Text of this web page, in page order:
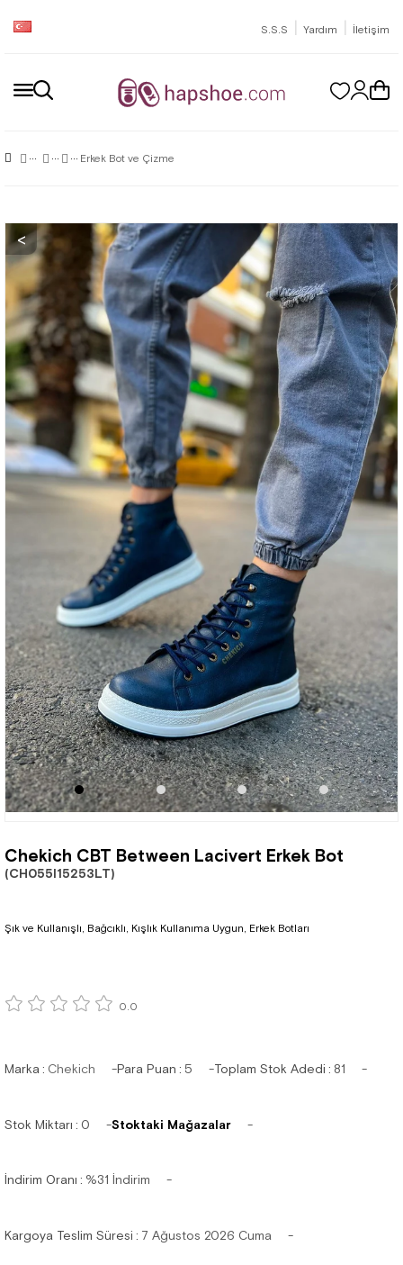
S.S.S | Yardım | İletişim
Erkek Bot ve Çizme
Chekich CBT Between Lacivert Erkek Bot
(CH055I15253LT)
Şık ve Kullanışlı, Bağcıklı, Kışlık Kullanıma Uygun, Erkek Botları
0.0
Marka : Chekich Para Puan : 5 Toplam Stok Adedi : 81
Stok Miktarı : 0 Stoktaki Mağazalar
İndirim Oranı : %31 İndirim
Kargoya Teslim Süresi : 7 Ağustos 2026 Cuma